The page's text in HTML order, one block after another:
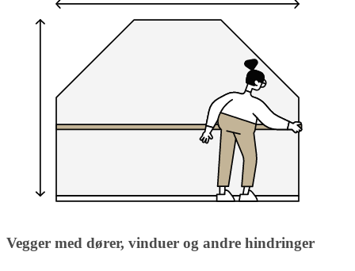
Vegger med dører, vinduer og andre hindringer